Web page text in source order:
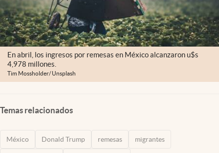
En abril, los ingresos por remesas en México alcanzaron u$s
4,978 millones.
Tim Mossholder/ Unsplash
Temas relacionados
México Donald Trump remesas migrantes